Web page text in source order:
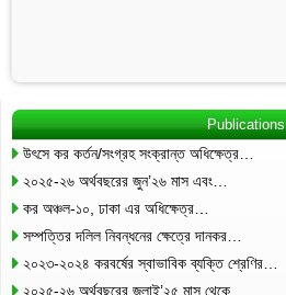
Publications
উৎসে কর কর্তন/সংগ্রহ সংক্রান্ত অধিক্ষেত্র…
২০২৫-২৬ অর্থবছরের জুন’২৬ মাস এবং…
কর অঞ্চল-১০, ঢাকা এর অধিক্ষেত্র…
সম্পত্তির দলিল নিবন্ধনের ক্ষেত্রে দানকর…
২০২৩-২০২৪ করবর্ষের স্বাভাবিক ব্যক্তি শ্রেণির…
২০২৫-২৬ অর্থবছরের জুলাই’২৫ মাস থেকে…